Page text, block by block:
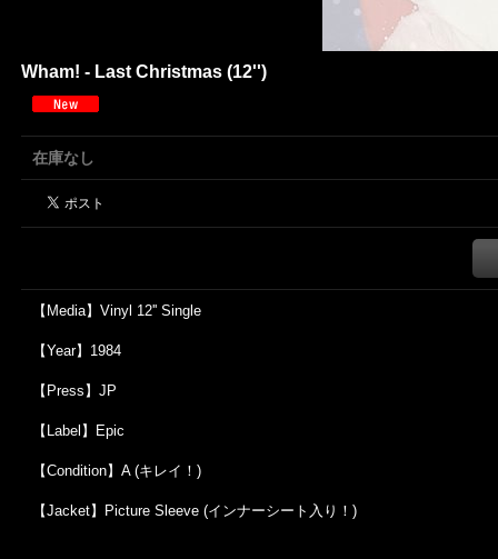
Wham! - Last Christmas (12'')
在庫なし
【Media】Vinyl 12'' Single
【Year】1984
【Press】JP
【Label】Epic
【Condition】A (キレイ！)
【Jacket】Picture Sleeve (インナーシート入り！)